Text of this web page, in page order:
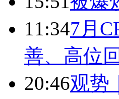
11:347月
善、高位
20:46观势